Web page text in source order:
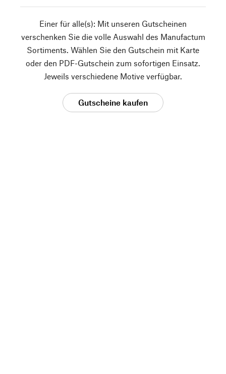
Einer für alle(s): Mit unseren Gutscheinen
verschenken Sie die volle Auswahl des Manufactum
Sortiments. Wählen Sie den Gutschein mit Karte
oder den PDF-Gutschein zum sofortigen Einsatz.
Jeweils verschiedene Motive verfügbar.
Gutscheine kaufen